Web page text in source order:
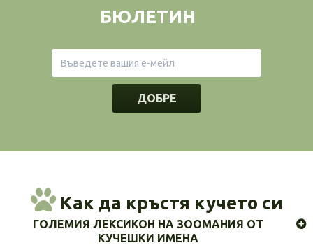
БЮЛЕТИН
ДОБРЕ
Как да кръстя кучето си
ГОЛЕМИЯ ЛЕКСИКОН НА ЗООМАНИЯ ОТ
КУЧЕШКИ ИМЕНА